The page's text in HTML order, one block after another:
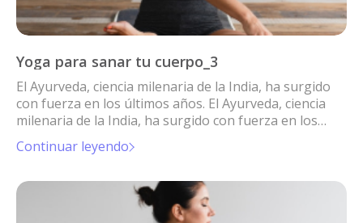
Yoga para sanar tu cuerpo_3
El Ayurveda, ciencia milenaria de la India, ha surgido
con fuerza en los últimos años. El Ayurveda, ciencia
milenaria de la India, ha surgido con fuerza en los
últimos años.
Continuar leyendo